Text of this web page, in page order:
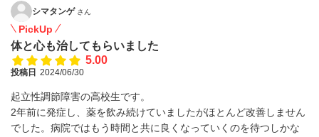
シマタンゲ さん
PickUp
体と心も治してもらいました
5.00
投稿日 2024/06/30
起立性調節障害の高校生です。
2年前に発症し、薬を飲み続けていましたがほとんど改善しません
でした。病院ではもう時間と共に良くなっていくのを待つしかな